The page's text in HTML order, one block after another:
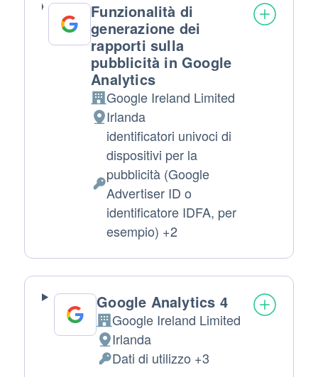
Funzionalità di
generazione dei
rapporti sulla
pubblicità in Google
Analytics
Azienda:
Google Ireland Limited
Luogo del trattamento:
Irlanda
Dati Personali trattati:
identificatori univoci di
dispositivi per la
pubblicità (Google
Advertiser ID o
identificatore IDFA, per
esempio) +2
Google Analytics 4
Azienda:
Google Ireland Limited
Luogo del trattamento:
Irlanda
Dati Personali trattati:
Dati di utilizzo +3